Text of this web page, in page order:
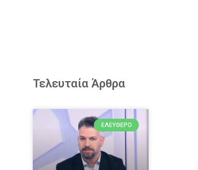
Τελευταία Άρθρα
ΕΛΕΎΘΕΡΟ